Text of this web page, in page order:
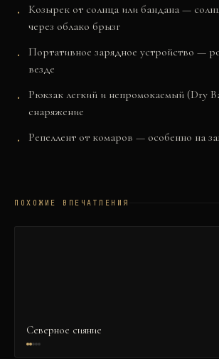
Козырек от солнца или бандана —
через облако брызг
Портативное зарядное устройство —
везде
Рюкзак легкий и непромокаемый (Dry
снаряжение
Репеллент от комаров — особенно на
ПОХОЖИЕ ВПЕЧАТЛЕНИЯ
Северное сияние